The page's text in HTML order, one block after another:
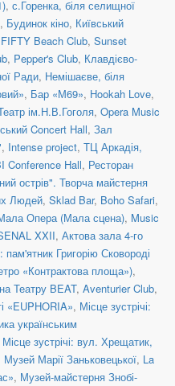
, с.Горенка, біля селищної
, Будинок кіно, Київський
FIFTY Beach Club, Sunset
, Pepper's Club, Клавдієво-
Ради, Немішаєве, біля
, Бар «М69», Hookah Love,
ім.Н.В.Гоголя, Opera Music
Concert Hall, Зал
, Intense project, ТЦ Аркадія,
Conference Hall, Ресторан
острів". Творча майстерня
Людей, Sklad Bar, Boho Safari,
Опера (Мала сцена), Music
XXII, Актова зала 4-го
пам'ятник Григорію Сковороді
«Контрактова площа»),
Театру BEAT, Aventurier Club,
«EUPHORIA», Місце зустрічі:
українським
Місце зустрічі: вул. Хрещатик,
Музей Марії Заньковецької, La
, Музей-майстерня Знобі-